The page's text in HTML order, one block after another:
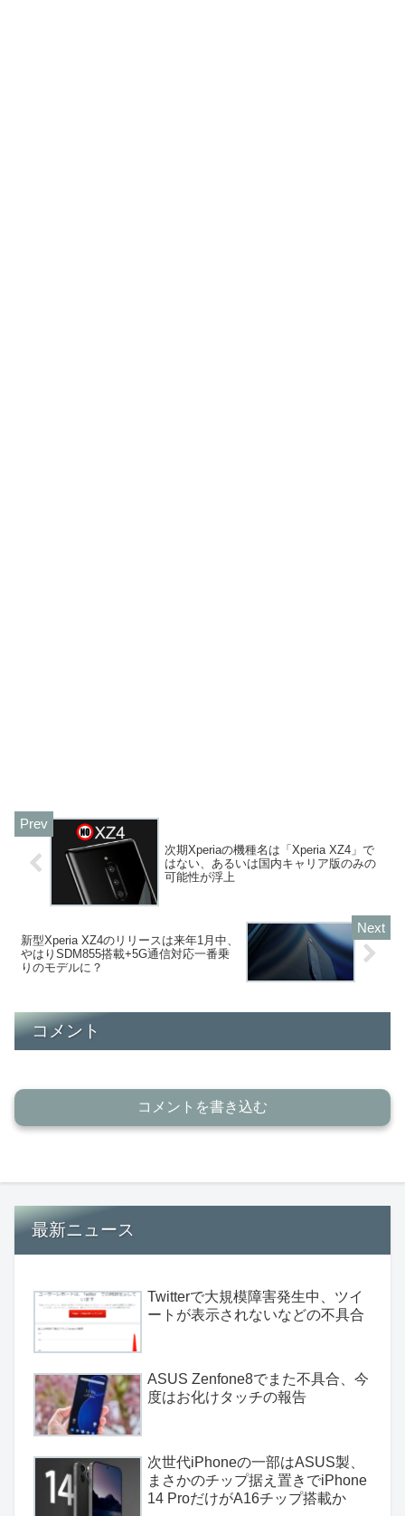
次期Xperiaの機種名は「Xperia XZ4」で
はない、あるいは国内キャリア版のみの
可能性が浮上
新型Xperia XZ4のリリースは来年1月中、
やはりSDM855搭載+5G通信対応一番乗
りのモデルに？
コメント
コメントを書き込む
最新ニュース
Twitterで大規模障害発生中、ツイ
ートが表示されないなどの不具合
ASUS Zenfone8でまた不具合、今
度はお化けタッチの報告
次世代iPhoneの一部はASUS製、
まさかのチップ据え置きでiPhone
14 ProだけがA16チップ搭載か